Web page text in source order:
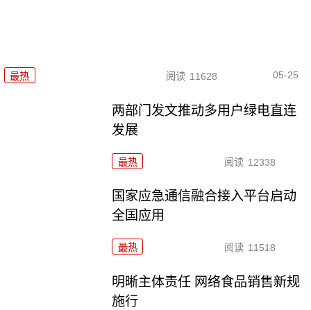
最热 阅读 11628 05-25
两部门发文推动多用户绿电直连
发展
最热 阅读 12338
国家应急通信融合接入平台启动
全国应用
最热 阅读 11518
明晰主体责任 网络食品销售新规
施行